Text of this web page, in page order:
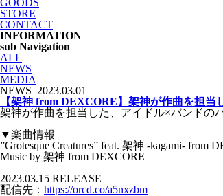
GOODS
STORE
CONTACT
INFORMATION
sub Navigation
ALL
NEWS
MEDIA
NEWS 2023.03.01
【架神 from DEXCORE】架神が作曲を担当
架神が作曲を担当した、アイドル×バンドの
▼楽曲情報
”Grotesque Creatures” feat. 架神 -kagami- from
Music by 架神 from DEXCORE
2023.03.15 RELEASE
配信先： https://orcd.co/a5nxzbm